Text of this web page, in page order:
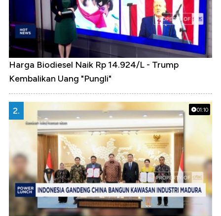
Harga Biodiesel Naik Rp 14.924/L - Trump
Kembalikan Uang "Pungli"
01:10
2.